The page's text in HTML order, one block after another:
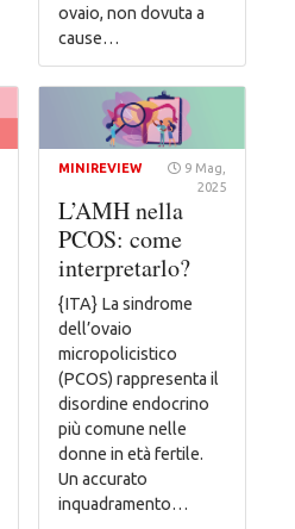
ovaio, non dovuta a
cause…
MINIREVIEW
9 Mag,
2025
L’AMH nella
PCOS: come
interpretarlo?
{ITA} La sindrome
dell’ovaio
micropolicistico
(PCOS) rappresenta il
disordine endocrino
più comune nelle
donne in età fertile.
Un accurato
inquadramento…